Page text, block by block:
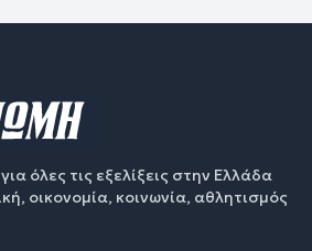
όλες τις εξελίξεις στην Ελλάδα
οικονομία, κοινωνία, αθλητισμός